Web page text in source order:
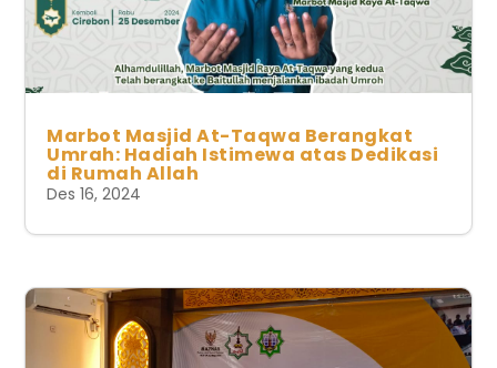
Marbot Masjid At-Taqwa Berangkat
Umrah: Hadiah Istimewa atas Dedikasi
di Rumah Allah
Des 16, 2024